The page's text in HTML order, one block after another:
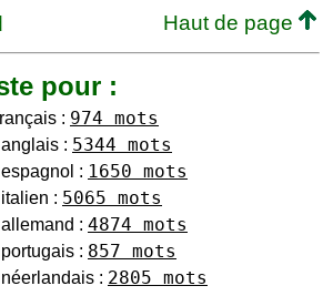
Haut de page
pour :
: 974 mots
: 5344 mots
: 1650 mots
: 5065 mots
: 4874 mots
: 857 mots
: 2805 mots